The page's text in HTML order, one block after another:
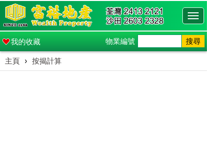
我的收藏 物業編號 搜尋
主頁 › 按揭計算